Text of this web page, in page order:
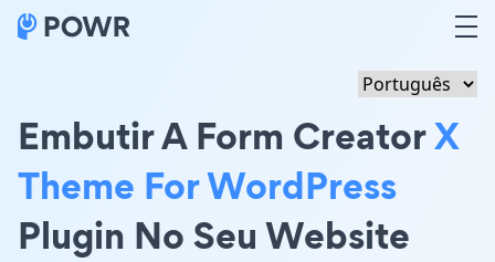
Embutir A Form CreatorX
Theme For WordPress
Plugin No Seu Website